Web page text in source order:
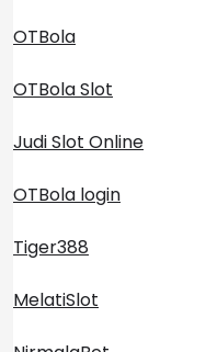
OTBola
OTBola Slot
Judi Slot Online
OTBola login
Tiger388
MelatiSlot